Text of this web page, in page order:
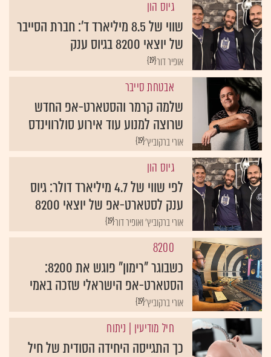
גיוס הון
שווי של 8.5 מיליארד ד': חברת הסייבר
של יוצאי 8200 בגיוס ענק
{19}אופיר דור
אבטחת סייבר
שלמה קרמר והסטארט-אפ החדש
שרוצה למנוע עוד אירוע סולרווינדס
{19}אורי ברקוביץ'
גיוס הון
לפי שווי של 4.7 מיליארד דולר: גיוס
ענק לסטארט-אפ של יוצאי 8200
{19}אורי ברקוביץ' ואופיר דור
8200
כשבוגר "רימון" פוגש את 8200:
הסטארט-אפ הישראלי שזכה באמי
{19}אורי ברקוביץ'
חיל מודיעין | ניתוח
כך התגייסה היחידה הסודית של חיל